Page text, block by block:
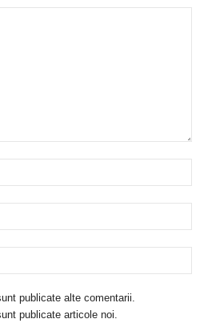
publicate alte comentarii.
publicate articole noi.